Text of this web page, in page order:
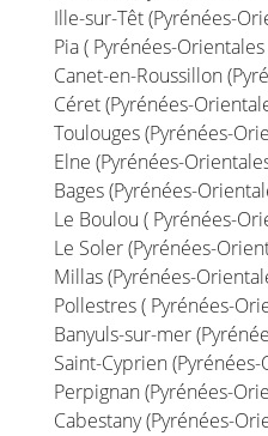
Ille-sur-Têt (Pyrénées-
Pia ( Pyrénées-
Canet-en-Roussillon
Céret (Pyrénées-
Toulouges (Pyrénées-
Elne (Pyrénées-
Bages (Pyrénées-
Le Boulou ( Pyrénées-
Le Soler (Pyrénées-
Millas (Pyrénées-
Pollestres ( Pyrénées-
Banyuls-sur-mer
Saint-Cyprien
Perpignan (Pyrénées-
Cabestany (Pyrénées-